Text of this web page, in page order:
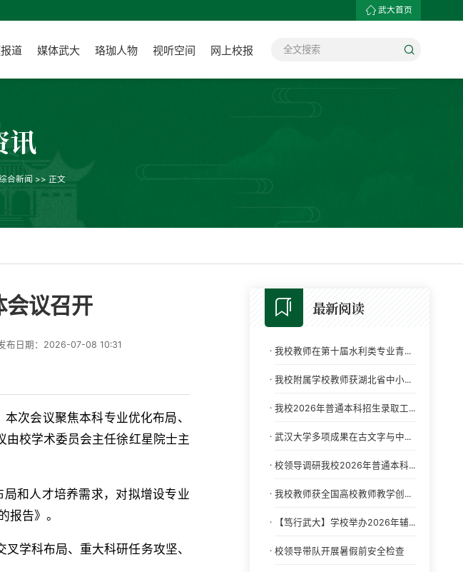
武大首页
道 媒体武大 珞珈人物 视听空间 网上校报
讯
合新闻 >> 正文
议召开
布日期：2026-07-08 10:31
次会议聚焦本科专业优化布局、
校学术委员会主任徐红星院士主
和人才培养需求，对拟增设专业
报告》。
学科布局、重大科研任务攻坚、
最新阅读
· 我校教师在第十届水利类专业青...
· 我校附属学校教师获湖北省中小...
· 我校2026年普通本科招生录取工...
· 武汉大学多项成果在古文字与中...
· 校领导调研我校2026年普通本科...
· 我校教师获全国高校教师教学创...
· 【笃行武大】学校举办2026年辅...
· 校领导带队开展暑假前安全检查